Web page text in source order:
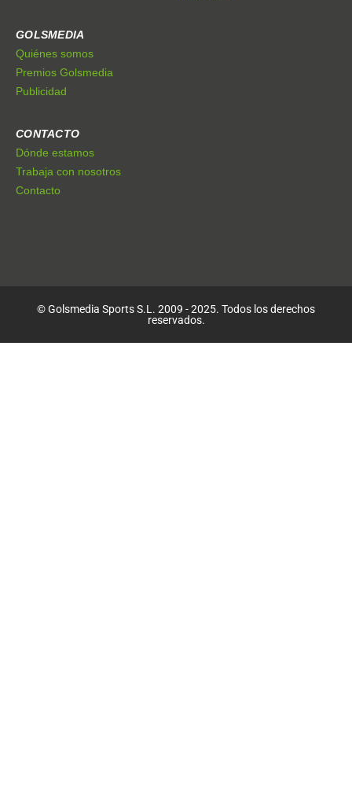
GOLSMEDIA
Quiénes somos
Premios Golsmedia
Publicidad
CONTACTO
Dónde estamos
Trabaja con nosotros
Contacto
© Golsmedia Sports S.L. 2009 - 2025. Todos los derechos
reservados.